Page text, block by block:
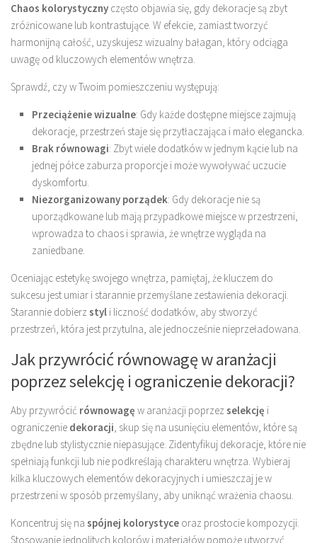
Chaos kolorystyczny często objawia się, gdy dekoracje są zbyt
zróżnicowane lub kontrastujące. W efekcie, zamiast tworzyć
harmonijną całość, uzyskujesz wizualny bałagan, który odciąga
uwagę od kluczowych elementów wnętrza.
Sprawdź, czy w Twoim pomieszczeniu występują:
Przeciążenie wizualne: Gdy każde dostępne miejsce zajmują
dekoracje, przestrzeń staje się przytłaczająca i mało elegancka.
Brak równowagi: Zbyt wiele dodatków w jednym kącie lub na
jednej półce zaburza proporcje i może wywoływać uczucie
dyskomfortu.
Niezorganizowany porządek: Gdy dekoracje nie są
uporządkowane lub mają przypadkowe miejsce w przestrzeni,
wprowadza to chaos i sprawia, że wnętrze wygląda na
zaniedbane.
Oceniając estetykę swojego wnętrza, pamiętaj, że kluczem do
sukcesu jest umiar i starannie przemyślane zestawienia dekoracji.
Starannie dobierz styl i liczność dodatków, aby stworzyć
przestrzeń, która jest przytulna, ale jednocześnie nieprzeładowana.
Jak przywrócić równowagę w aranżacji
poprzez selekcję i ograniczenie dekoracji?
Aby przywrócić równowagę w aranżacji poprzez selekcję i
ograniczenie dekoracji , skup się na usunięciu elementów, które są
zbędne lub stylistycznie niepasujące. Zidentyfikuj dekoracje, które nie
spełniają funkcji lub nie podkreślają charakteru wnętrza. Wybieraj
kilka kluczowych elementów dekoracyjnych i umieszczaj je w
przestrzeni w sposób przemyślany, aby uniknąć wrażenia chaosu.
Koncentruj się na spójnej kolorystyce oraz prostocie kompozycji.
Stosowanie jednolitych kolorów i materiałów pomoże utworzyć